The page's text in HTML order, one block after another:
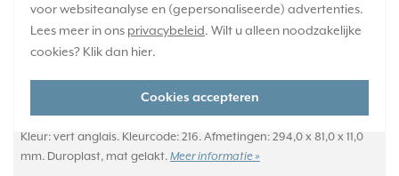
voor websiteanalyse en (gepersonaliseerde) advertenties.
Lees meer in ons privacybeleid. Wilt u alleen noodzakelijke
cookies? Klik dan hier.
Cookies accepteren
LC 984 216, 4-voudig afdekraam, Les Couleurs® Le Corbusier.
Kleur: vert anglais. Kleurcode: 216. Afmetingen: 294,0 x 81,0 x 11,0
mm. Duroplast, mat gelakt. Meer informatie »